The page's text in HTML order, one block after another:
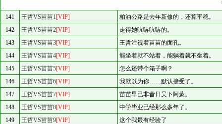
141
王哲VS苗苗1[VIP]
柏油公路是去年新修的，还算平稳。
142
王哲VS苗苗2[VIP]
走得她吭哧吭哧的。
143
王哲VS苗苗3[VIP]
王哲注视着苗苗的面孔。
144
王哲VS苗苗4[VIP]
能坐着就不站着，能躺着就不坐着。
145
王哲VS苗苗5[VIP]
怎么还带个箱子啊？
146
王哲VS苗苗6[VIP]
我就以为你……默认接受了。
147
王哲VS苗苗7[VIP]
苗苗早已非昔日吴下阿蒙。
148
王哲VS苗苗8[VIP]
中学毕业已经那么多年了。
149
王哲VS苗苗9[VIP]
这个我最有经验了